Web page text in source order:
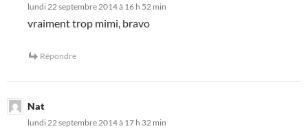
lundi 22 septembre 2014 à 16 h 52 min
vraiment trop mimi, bravo
Répondre
Nat
lundi 22 septembre 2014 à 17 h 32 min